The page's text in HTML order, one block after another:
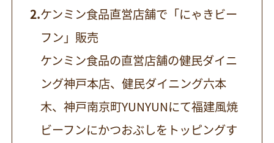
ケンミン食品直営店舗で「にゃきビー
フン」販売
ケンミン食品の直営店舗の健民ダイニ
ング神戸本店、健民ダイニング六本
木、神戸南京町YUNYUNにて福建風焼
ビーフンにかつおぶしをトッピングす